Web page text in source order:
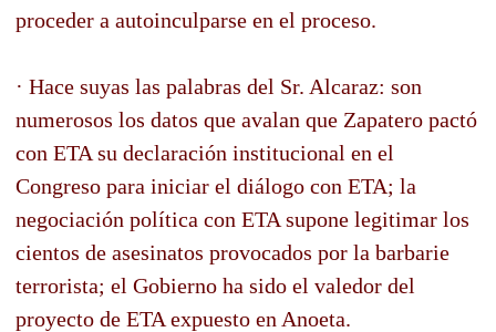
proceder a autoinculparse en el proceso.
· Hace suyas las palabras del Sr. Alcaraz: son
numerosos los datos que avalan que Zapatero pactó
con ETA su declaración institucional en el
Congreso para iniciar el diálogo con ETA; la
negociación política con ETA supone legitimar los
cientos de asesinatos provocados por la barbarie
terrorista; el Gobierno ha sido el valedor del
proyecto de ETA expuesto en Anoeta.